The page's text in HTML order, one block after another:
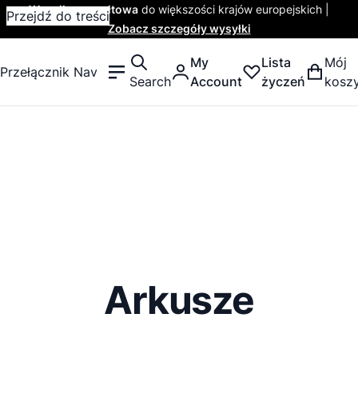
Przejdź do treści
Wysyłka ryczałtowa do większości krajów europejskich |
Zobacz szczegóły wysyłki
Przełącznik Nav
Search
My
Account
Lista
życzeń
Mój
Arkusze